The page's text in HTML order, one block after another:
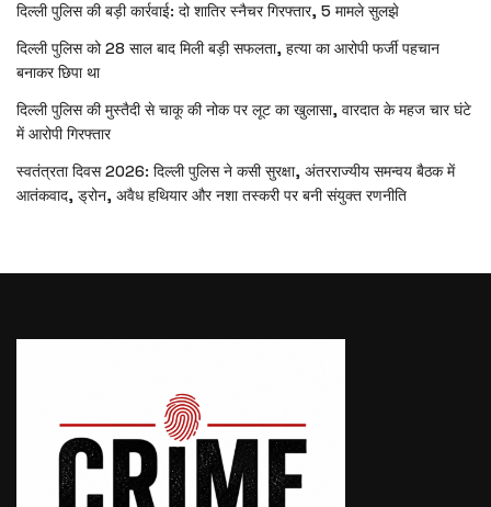
दिल्ली पुलिस की बड़ी कार्रवाई: दो शातिर स्नैचर गिरफ्तार, 5 मामले सुलझे
दिल्ली पुलिस को 28 साल बाद मिली बड़ी सफलता, हत्या का आरोपी फर्जी पहचान
बनाकर छिपा था
दिल्ली पुलिस की मुस्तैदी से चाकू की नोक पर लूट का खुलासा, वारदात के महज चार घंटे
में आरोपी गिरफ्तार
स्वतंत्रता दिवस 2026: दिल्ली पुलिस ने कसी सुरक्षा, अंतरराज्यीय समन्वय बैठक में
आतंकवाद, ड्रोन, अवैध हथियार और नशा तस्करी पर बनी संयुक्त रणनीति